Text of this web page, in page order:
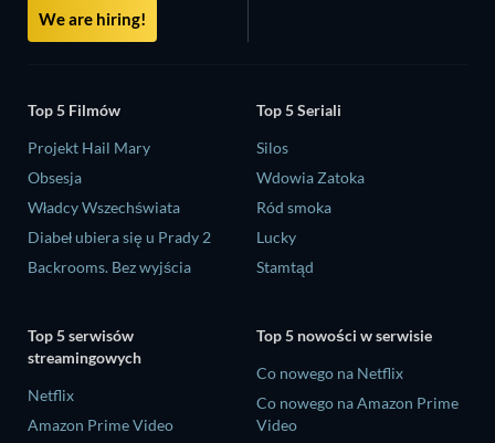
We are hiring!
Top 5 Filmów
Projekt Hail Mary
Obsesja
Władcy Wszechświata
Diabeł ubiera się u Prady 2
Backrooms. Bez wyjścia
Top 5 Seriali
Silos
Wdowia Zatoka
Ród smoka
Lucky
Stamtąd
Top 5 serwisów
streamingowych
Netflix
Amazon Prime Video
Top 5 nowości w serwisie
Co nowego na Netflix
Co nowego na Amazon Prime
Video